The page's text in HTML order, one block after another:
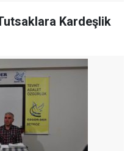
Kardeşlik